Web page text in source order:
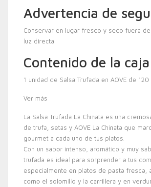
Advertencia de
Conservar en lugar fresco y seco fuera
luz directa.
Contenido de la caja
1 unidad de Salsa Trufada en AOVE de
Ver más
La Salsa Trufada La Chinata es una
de trufa, setas y AOVE La Chinata que
gourmet a cada uno de tus platos.
Con un sabor intenso, aromático y muy
trufada es ideal para sorprender a tus
especialmente en platos de pasta fresca,
como el solomillo y la carrillera y en